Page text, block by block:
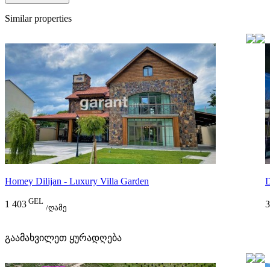
Similar properties
Homey Dilijan - Luxury Villa Garden
1 403 GEL
/ღამე
გაამახვილეთ ყურადღება